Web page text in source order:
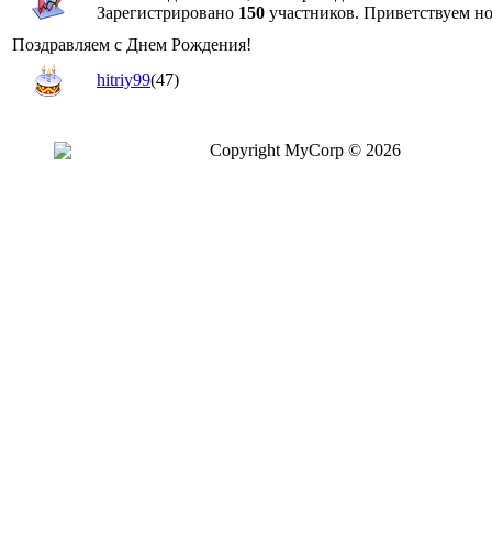
Зарегистрировано 150 участников. Приветствуем
Поздравляем с Днем Рождения!
hitriy99(47)
Copyright MyCorp © 2026